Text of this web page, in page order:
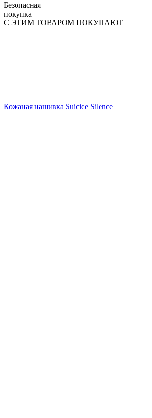
Безопасная
покупка
С ЭТИМ ТОВАРОМ ПОКУПАЮТ
Кожаная нашивка Suicide Silence